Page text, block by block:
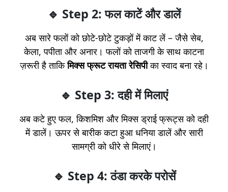
🔹 Step 2: फल काटें और डालें
अब सारे फलों को छोटे-छोटे टुकड़ों में काट लें – जैसे सेब,
केला, पपीता और अनार। फलों को ताजगी के साथ काटना
ज़रूरी है ताकिमिक्स फ्रूट रायता रेसिपीका स्वाद बना रहे।
🔹 Step 3: दही में मिलाएं
अब कटे हुए फल, किशमिश और मिक्स ड्राई फ्रूट्स को दही
में डालें। ऊपर से बारीक कटा हुआ धनिया डालें और सारी
सामग्री को धीरे से मिलाएं।
🔹 Step 4: ठंडा करके परोसें